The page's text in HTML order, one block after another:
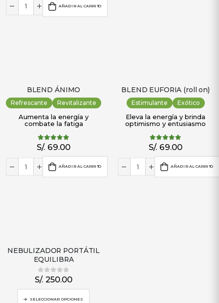
AÑADIR AL CARRITO
BLEND ÁNIMO
Refrescante Revitalizante
Aumenta la energía y
combate la fatiga
5.00out of 5
S/. 69.00
AÑADIR AL CARRITO
BLEND EUFORIA (roll on)
Estimulante Exótico
Eleva la energía y brinda
optimismo y entusiasmo
5.00out of 5
S/. 69.00
AÑADIR AL CARRITO
NEBULIZADOR PORTÁTIL
EQUILIBRA
0out of 5
S/. 250.00
SELECCIONAR OPCIONES